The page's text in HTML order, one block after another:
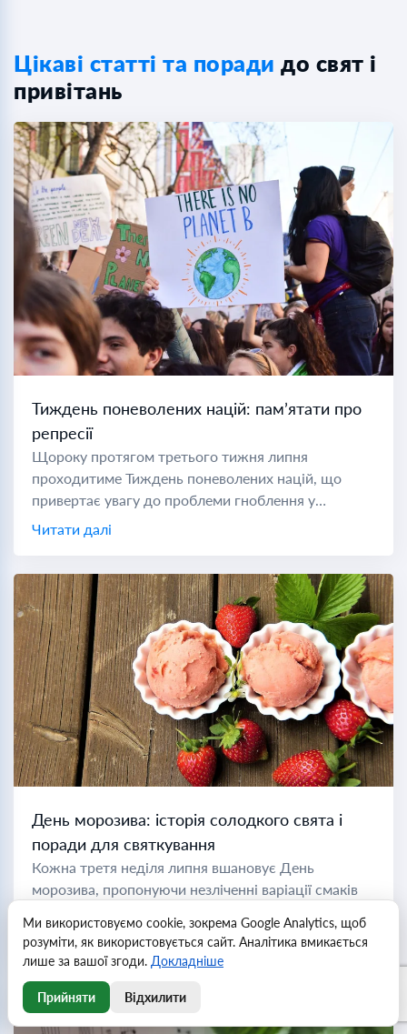
Цікаві статті та поради до свят і
привітань
Тиждень поневолених націй: пам’ятати про
репресії
Щороку протягом третього тижня липня
проходитиме Тиждень поневолених націй, що
привертає увагу до проблеми гноблення у
комуністичних державах світу. Під час Холодної
війни поневоленою нацією вважалася будь-яка
Читати далі
День морозива: історія солодкого свята і
поради для святкування
Кожна третя неділя липня вшановує День
морозива, пропонуючи незліченні варіації смаків
Національний місяць морозива, який дозволяє
насолоджуватися солодощами протягом усього
Читати далі
Ми використовуємо cookie, зокрема Google Analytics, щоб
розуміти, як використовується сайт. Аналітика вмикається
лише за вашої згоди. Докладніше
Прийняти Відхилити